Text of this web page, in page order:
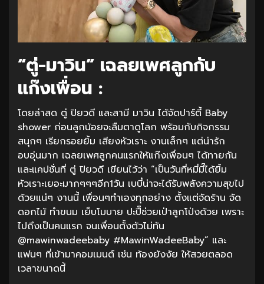
“ตู่-มาวิน” เฉลยเพศลูกกับ
แก๊งเพื่อน :
โดยล่าสด ตู่ ปิยวดี และสามี มาวิน ได้จัดปาร์ตี้ Baby
shower ก่อนลูกน้อยจะลืมตาดูโลก พร้อมกับกิจกรรม
สนุกๆ เรียกรอยยิ้ม เสียงหัวเราะ งานเล็กๆ แต่น่ารัก
อบอุ่นมาก เฉลยเพศลูกคนแรกให้แก๊งเพื่อนๆ ได้ทายกัน
และแคปชั่นที่ ตู่ ปิยวดี เขียนไว้ว่า “เป็นวันที่หมี่มี๊ได้ยิ้ม
หัวเราะเยอะมากๆๆๆอีก1วัน เบบี๋น่าจะได้รับพลังความสุขไป
ด้วยแน่ๆ งานนี้ เพื่อนๆทำเองทุกอย่าง ตั้งแต่จัดร้าน จัด
ดอกไม้ ทำขนม เย็บโมบาย ปะปี๊ช่วยเป่าลูกโป่งด้วย เพราะ
ไปถึงเป็นคนแรก จนเพื่อนตั้งตัวไม่ทัน
@mawinwadeebaby #MawinWadeeBaby” และ
แฟนๆ ที่เข้ามาคอมเมนต์ เช่น ท้องยังงัย ให้สวยตลอด
เวลาขนาดนี้